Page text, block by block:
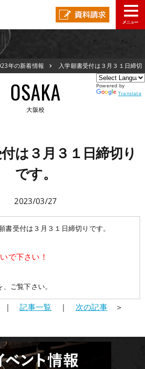
パス
ESPヒストリー
費について 学生マンション
短期大学併修制度
就職実績 卒業生紹介
生作品 来校アーティスト
年の新着情報
入学願書受付は３月３１日締切
OSAKA
大阪校
Powered by
Translate
は３月３１日締切り
です。
2023/03/27
書受付は３月３１日締切りです。
で下さい！
、ご覧下さい。
｜記事一覧 ｜ 次の記事＞